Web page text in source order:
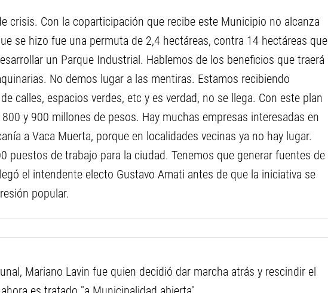
crisis. Con la coparticipación que recibe este Municipio no alcanza
se hizo fue una permuta de 2,4 hectáreas, contra 14 hectáreas que
un Parque Industrial. Hablemos de los beneficios que traerá
No demos lugar a las mentiras. Estamos recibiendo
calles, espacios verdes, etc y es verdad, no se llega. Con este plan
y 900 millones de pesos. Hay muchas empresas interesadas en
a Vaca Muerta, porque en localidades vecinas ya no hay lugar.
puestos de trabajo para la ciudad. Tenemos que generar fuentes de
el intendente electo Gustavo Amati antes de que la iniciativa se
popular.
Mariano Lavin fue quien decidió dar marcha atrás y rescindir el